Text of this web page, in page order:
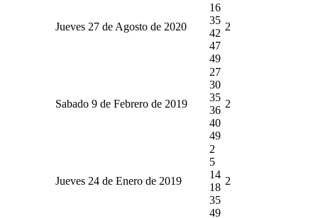
Jueves 27 de Agosto de 2020
16
35
42
47
49
2
Sabado 9 de Febrero de 2019
27
30
35
36
40
49
2
Jueves 24 de Enero de 2019
2
5
14
18
35
49
2